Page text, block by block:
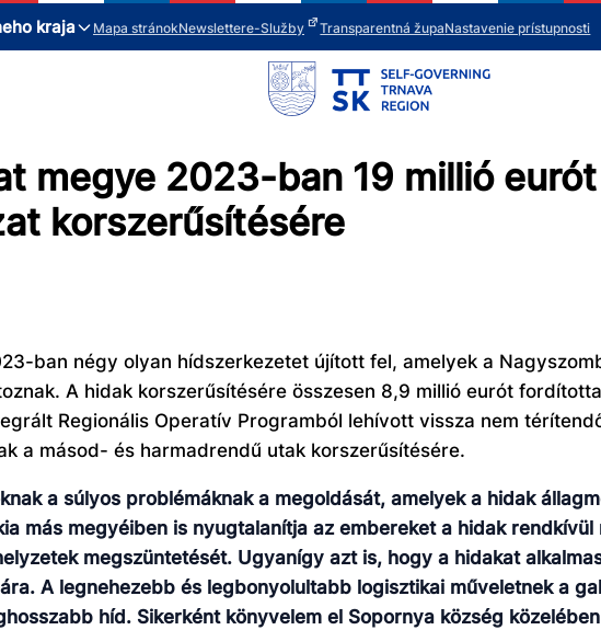
kraja Mapa stránokNewslettere-Služby Transparentná župaNastavenie prístupnosti
megye 2023-ban 19 millió
korszerűsítésére
ban négy olyan hídszerkezetet újított fel, amelyek a
A hidak korszerűsítésére összesen 8,9 millió eurót
Regionális Operatív Programból lehívott vissza nem
a másod- és harmadrendű utak korszerűsítésére.
a súlyos problémáknak a megoldását, amelyek a hidak
más megyéiben is nyugtalanítja az embereket a hidak
megszüntetését. Ugyanígy azt is, hogy a hidakat
A legnehezebb és legbonyolultabb logisztikai műveletnek a
híd. Sikerként könyvelem el Sopornya község